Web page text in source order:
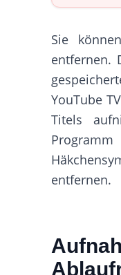
Sie
entfernen.
YouTube
Titels
entfernen.